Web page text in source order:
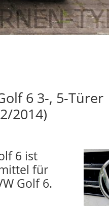
6 3-, 5-Türer
2014)
6 ist
für
Golf 6.